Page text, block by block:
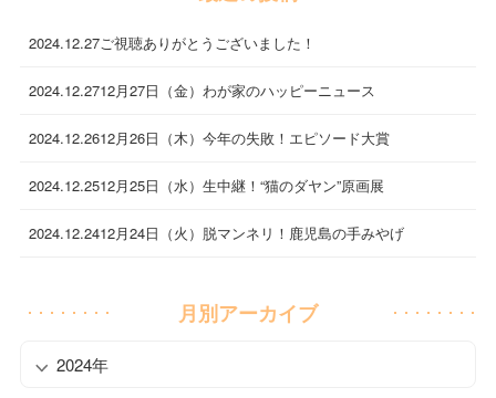
2024.12.27ご視聴ありがとうございました！
2024.12.2712月27日（金）わが家のハッピーニュース
2024.12.2612月26日（木）今年の失敗！エピソード大賞
2024.12.2512月25日（水）生中継！“猫のダヤン”原画展
2024.12.2412月24日（火）脱マンネリ！鹿児島の手みやげ
月別アーカイブ
2024年